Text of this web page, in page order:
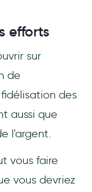
efforts
sur
de
des
aussi que
l'argent.
vous faire
vous devriez